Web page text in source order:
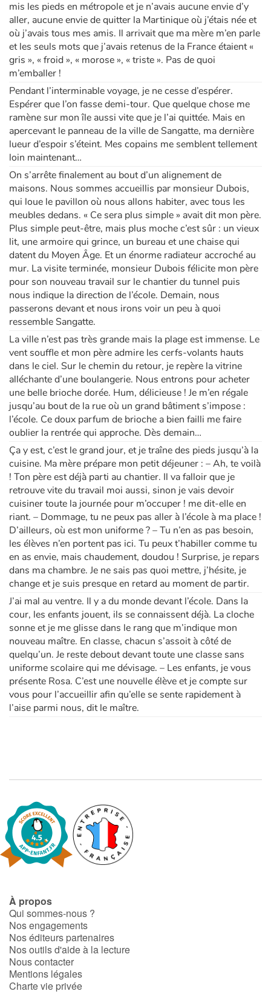
mis les pieds en métropole et je n’avais aucune envie d’y
aller, aucune envie de quitter la Martinique où j’étais née et
où j’avais tous mes amis. Il arrivait que ma mère m’en parle
et les seuls mots que j’avais retenus de la France étaient «
gris », « froid », « morose », « triste ». Pas de quoi
m’emballer !
Pendant l’interminable voyage, je ne cesse d’espérer.
Espérer que l’on fasse demi-tour. Que quelque chose me
ramène sur mon île aussi vite que je l’ai quittée. Mais en
apercevant le panneau de la ville de Sangatte, ma dernière
lueur d’espoir s’éteint. Mes copains me semblent tellement
loin maintenant…
On s’arrête finalement au bout d’un alignement de
maisons. Nous sommes accueillis par monsieur Dubois,
qui loue le pavillon où nous allons habiter, avec tous les
meubles dedans. « Ce sera plus simple » avait dit mon père.
Plus simple peut-être, mais plus moche c’est sûr : un vieux
lit, une armoire qui grince, un bureau et une chaise qui
datent du Moyen Âge. Et un énorme radiateur accroché au
mur. La visite terminée, monsieur Dubois félicite mon père
pour son nouveau travail sur le chantier du tunnel puis
nous indique la direction de l’école. Demain, nous
passerons devant et nous irons voir un peu à quoi
ressemble Sangatte.
La ville n’est pas très grande mais la plage est immense. Le
vent souffle et mon père admire les cerfs-volants hauts
dans le ciel. Sur le chemin du retour, je repère la vitrine
alléchante d’une boulangerie. Nous entrons pour acheter
une belle brioche dorée. Hum, délicieuse ! Je m’en régale
jusqu’au bout de la rue où un grand bâtiment s’impose :
l’école. Ce doux parfum de brioche a bien failli me faire
oublier la rentrée qui approche. Dès demain…
Ça y est, c’est le grand jour, et je traîne des pieds jusqu’à la
cuisine. Ma mère prépare mon petit déjeuner : – Ah, te voilà
! Ton père est déjà parti au chantier. Il va falloir que je
retrouve vite du travail moi aussi, sinon je vais devoir
cuisiner toute la journée pour m’occuper ! me dit-elle en
riant. – Dommage, tu ne peux pas aller à l’école à ma place !
D’ailleurs, où est mon uniforme ? – Tu n’en as pas besoin,
les élèves n’en portent pas ici. Tu peux t’habiller comme tu
en as envie, mais chaudement, doudou ! Surprise, je repars
dans ma chambre. Je ne sais pas quoi mettre, j’hésite, je
change et je suis presque en retard au moment de partir.
J’ai mal au ventre. Il y a du monde devant l’école. Dans la
cour, les enfants jouent, ils se connaissent déjà. La cloche
sonne et je me glisse dans le rang que m’indique mon
nouveau maître. En classe, chacun s’assoit à côté de
quelqu’un. Je reste debout devant toute une classe sans
uniforme scolaire qui me dévisage. – Les enfants, je vous
présente Rosa. C’est une nouvelle élève et je compte sur
vous pour l’accueillir afin qu’elle se sente rapidement à
l’aise parmi nous, dit le maître.
À propos
Qui sommes-nous ?
Nos engagements
Nos éditeurs partenaires
Nos outils d'aide à la lecture
Nous contacter
Mentions légales
Charte vie privée